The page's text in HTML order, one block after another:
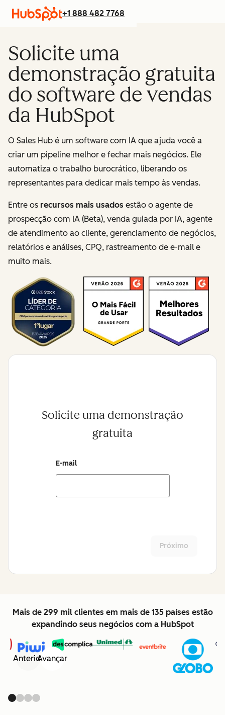
+1 888 482 7768
Solicite uma
demonstração gratuita
do software de vendas
da HubSpot
O Sales Hub é um software com IA que ajuda você a
criar um pipeline melhor e fechar mais negócios. Ele
automatiza o trabalho burocrático, liberando os
representantes para dedicar mais tempo às vendas.
Entre os recursos mais usados estão o agente de
prospecção com IA (Beta), venda guiada por IA, agente
de atendimento ao cliente, gerenciamento de negócios,
relatórios e análises, CPQ, rastreamento de e-mail e
muito mais.
Solicite uma demonstração
gratuita
E-mail
Próximo
Mais de 299 mil clientes em mais de 135 países estão
expandindo seus negócios com a HubSpot
AnteriorAvançar